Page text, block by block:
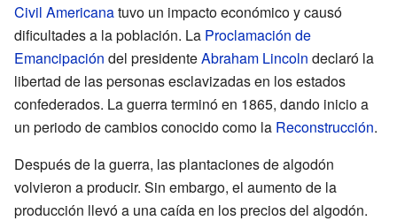
Civil Americanatuvo un impacto económico y causó
dificultades a la población. La Proclamación de
Emancipación del presidenteAbraham Lincoln declaró la
libertad de las personas esclavizadas en los estados
confederados. La guerra terminó en 1865, dando inicio a
un periodo de cambios conocido como la Reconstrucción.
Después de la guerra, las plantaciones de algodón
volvieron a producir. Sin embargo, el aumento de la
producción llevó a una caída en los precios del algodón.